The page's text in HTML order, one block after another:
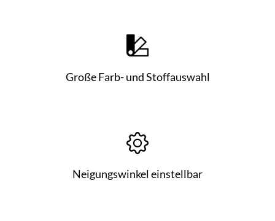
Große Farb- und Stoffauswahl
Neigungswinkel einstellbar